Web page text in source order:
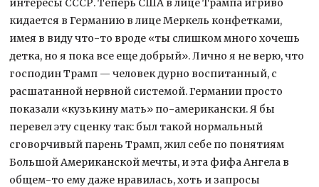
интересы СССР. Теперь США в лице Трампа игриво
кидается в Германию в лице Меркель конфетками,
имея в виду что-то вроде «ты слишком много хочешь
детка, но я пока все еще добрый». Лично я не верю, что
господин Трамп — человек дурно воспитанный, с
расшатанной нервной системой. Германии просто
показали «кузькину мать» по-американски. Я бы
перевел эту сценку так: был такой нормальный
сговорчивый парень Трамп, жил себе по понятиям
Большой Американской мечты, и эта фифа Ангела в
общем-то ему даже нравилась, хоть и запросы